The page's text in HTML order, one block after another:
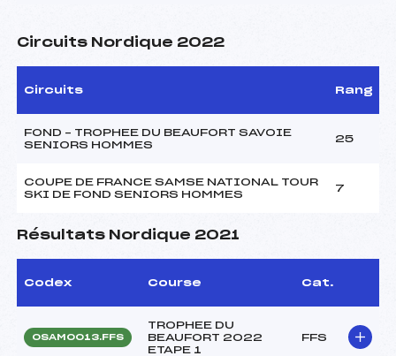
Circuits Nordique 2022
Circuits Rang
FOND – TROPHEE DU BEAUFORT SAVOIE
SENIORS HOMMES
25
COUPE DE FRANCE SAMSE NATIONAL TOUR
SKI DE FOND SENIORS HOMMES
7
Résultats Nordique 2021
Codex Course Cat.
OSAM0013.FFS
TROPHEE DU
BEAUFORT 2022
ETAPE 1
FFS